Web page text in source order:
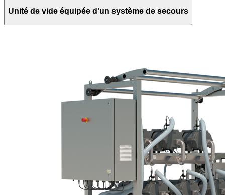
Unité de vide équipée d’un système de secours